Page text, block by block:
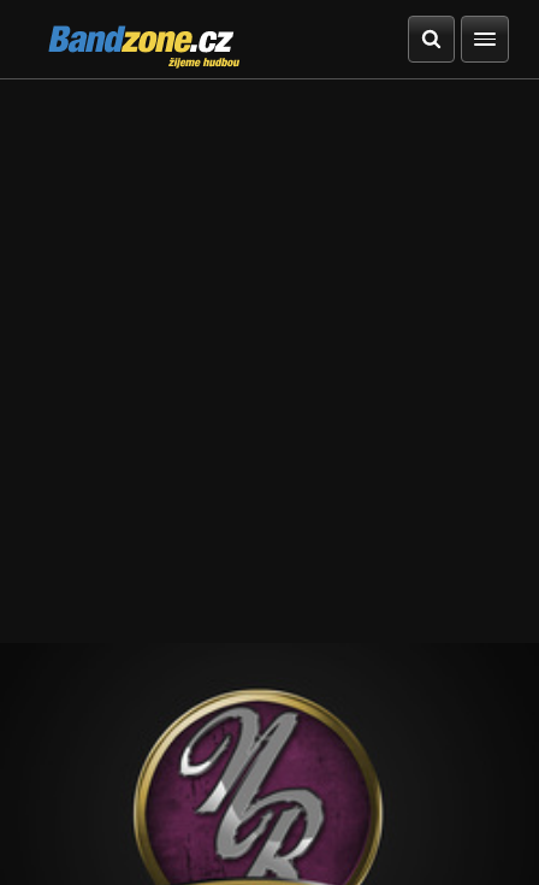
Bandzone.cz
žijeme hudbou